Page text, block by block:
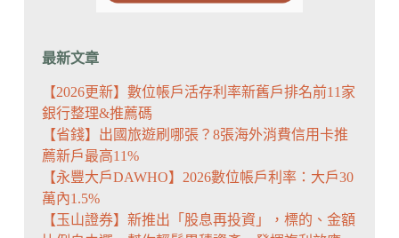
最新文章
【2026更新】數位帳戶活存利率新舊戶排名前11家
銀行整理&推薦碼
【省錢】出國旅遊刷哪張？8張海外消費信用卡推
薦新戶最高11%
【永豐大戶DAWHO】2026數位帳戶利率：大戶30
萬內1.5%
【玉山證券】新推出「股息再投資」，標的、金額